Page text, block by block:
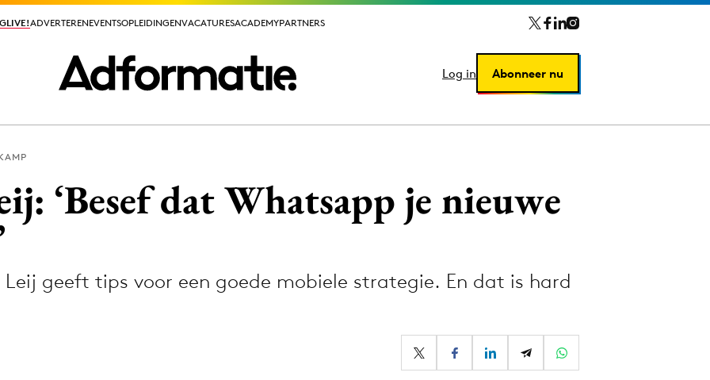
ADVERTERENEVENTSOPLEIDINGENVACATURESACADEMYPARTNERS
Log in Abonneer nu
ADVERTERENEVENTSOPLEIDINGENVACATURESACADEMYPARTNERS
Log in Abonneer nu
Media
‘Besef dat Whatsapp je nieuwe
Leij geeft tips voor een goede mobiele strategie. En dat is hard